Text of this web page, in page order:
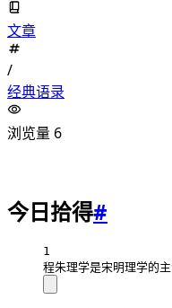
文章
/
经典语录
浏览量 6
今日拾得#
1
程朱理学是宋明理学的